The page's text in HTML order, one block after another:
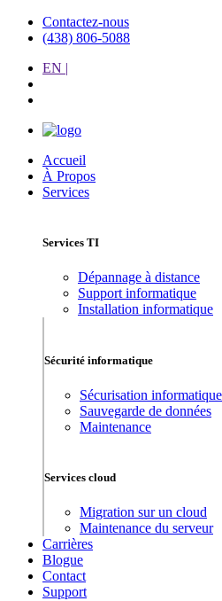
Contactez-nous
(438) 806-5088
EN |
Accueil
À Propos
Services
Services TI
Dépannage à distance
Support informatique
Installation informatique
Sécurité informatique
Sécurisation informatique
Sauvegarde de données
Maintenance
Services cloud
Migration sur un cloud
Maintenance du serveur
Carrières
Blogue
Contact
Support